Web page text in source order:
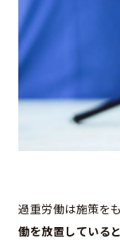
過重労働は施策を
働を放置している